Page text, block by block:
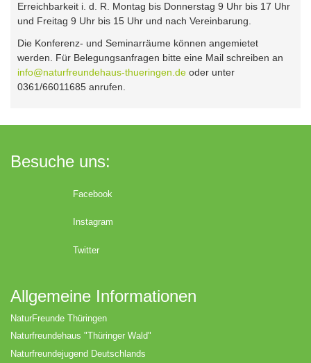
Erreichbarkeit i. d. R. Montag bis Donnerstag 9 Uhr bis 17 Uhr
und Freitag 9 Uhr bis 15 Uhr und nach Vereinbarung.
Die Konferenz- und Seminarräume können angemietet
werden. Für Belegungsanfragen bitte eine Mail schreiben an
info@naturfreundehaus-thueringen.de oder unter
0361/66011685 anrufen.
Besuche uns:
Facebook
Instagram
Twitter
Allgemeine Informationen
NaturFreunde Thüringen
Naturfreundehaus "Thüringer Wald"
Naturfreundejugend Deutschlands